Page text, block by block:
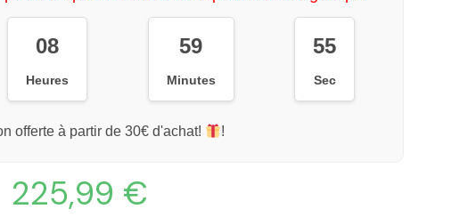
08
Heures
59
Minutes
54
Sec
offerte à partir de 30€ d'achat! !
225,99 €